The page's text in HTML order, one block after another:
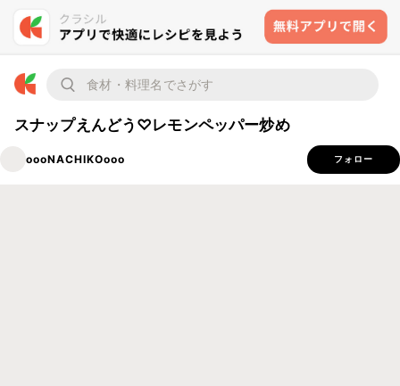
スナップえんどう♡レモンペッパー炒め
oooNACHIKOooo フォロー